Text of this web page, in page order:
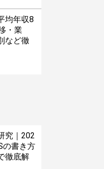
均年収8
・業
など徹
究｜202
の書き方
徹底解